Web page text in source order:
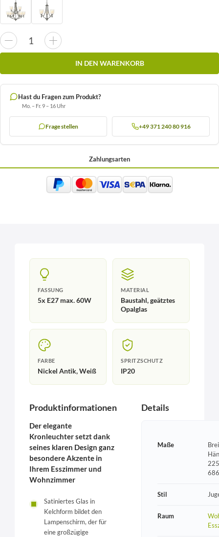
IN DEN WARENKORB
Hast du Fragen zum Produkt?
Mo. – Fr. 9 – 16 Uhr
Frage stellen +49 371 240 80 916
Zahlungsarten
FASSUNG
5x E27 max. 60W
MATERIAL
Baustahl, geätztes
Opalglas
FARBE
Nickel Antik, Weiß
SPRITZSCHUTZ
IP20
Produktinformationen
Der elegante
Kronleuchter setzt dank
seines klaren Design ganz
besondere Akzente in
Ihrem Esszimmer und
Wohnzimmer
Satiniertes Glas in
Kelchform bildet den
Lampenschirm, der für
eine großzügige
Details
Maße
Stil
Raum